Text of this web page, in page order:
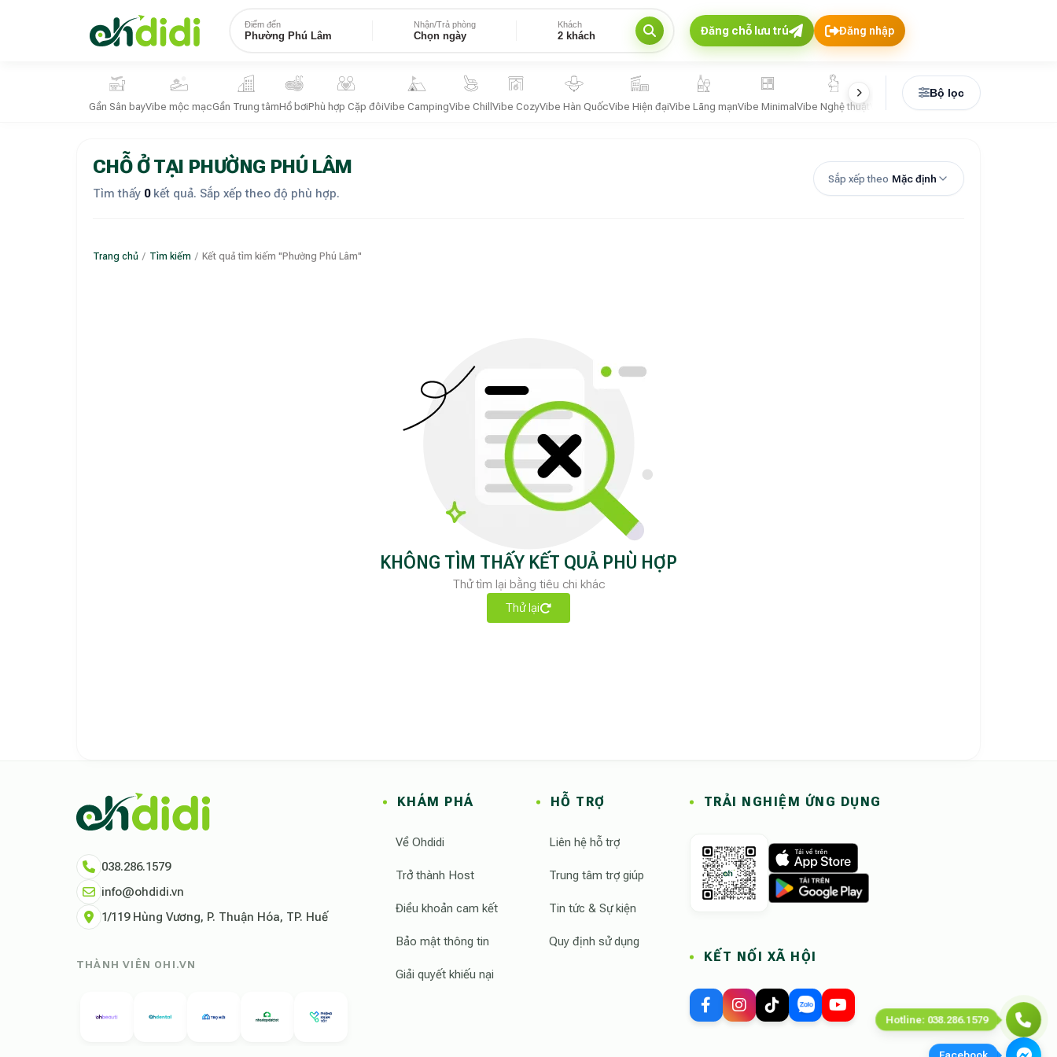
Điểm đến
Phường Phú Lâm
Nhận/Trả phòng
Chọn ngày
Khách
2 khách Đăng chỗ lưu trú Đăng nhập
Gần Sân bayVibe mộc mạcGần Trung tâmHồ bơiPhù hợp Cặp đôiVibe CampingVibe Chill Vibe CozyVibe Hàn QuốcVibe Hiện đạiVibe Lãng mạnVibe Minimal Vibe Nghệ thuật Vibe SantoriniVibe Tropical
Bộ lọc
CHỖ Ở TẠI PHƯỜNG PHÚ LÂM
Tìm thấy 0kết quả. Sắp xếp theo độ phù hợp.
Sắp xếp theo Mặc định
Trang chủ / Tìm kiếm / Kết quả tìm kiếm "Phường Phú Lâm"
KHÔNG TÌM THẤY KẾT QUẢ PHÙ HỢP
Thử tìm lại bằng tiêu chi khác
Thử lại
"Tại Ohdidi, chúng tôi không chỉ cung cấp chỗ ở, chúng tôi cung cấp sự minh bạch tuyệt đối qua lăng kính video thực tế, giúp loại bỏ 100% rủi ro 'hình ảnh chỉ mang tính chất minh họa'." -
Tham khảo thêm tại:
038.286.1579
info@ohdidi.vn
1/119 Hùng Vương, P. Thuận Hóa, TP. Huế
THÀNH VIÊN OHI.VN
KHÁM PHÁ
Về Ohdidi
Trở thành Host
Điều khoản cam kết
Bảo mật thông tin
Giải quyết khiếu nại
HỖ TRỢ
Liên hệ hỗ trợ
Trung tâm trợ giúp
Tin tức & Sự kiện
Quy định sử dụng
TRẢI NGHIỆM ỨNG DỤNG
KẾT NỐI XÃ HỘI
Hotline: 038.286.1579